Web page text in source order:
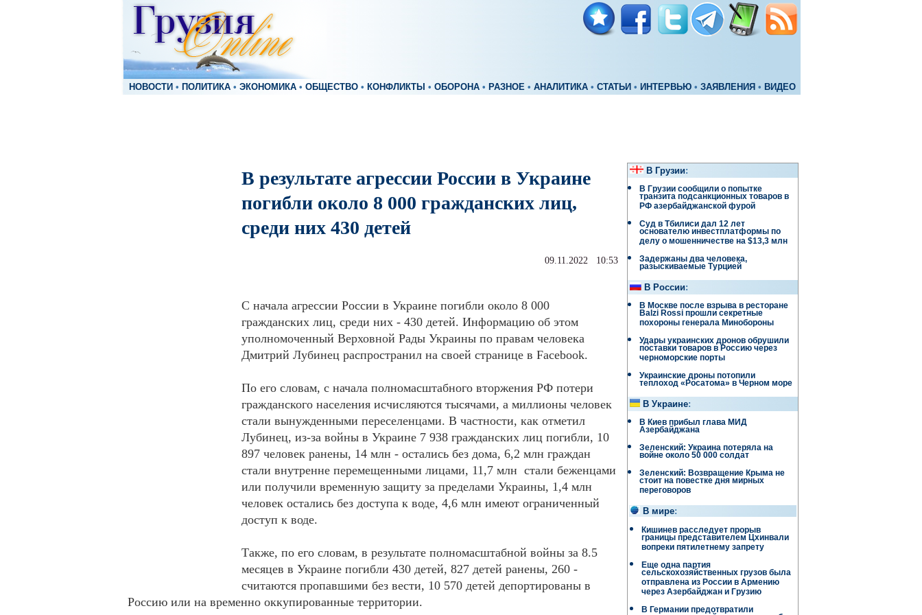
НОВОСТИ • ПОЛИТИКА • ЭКОНОМИКА • ОБЩЕСТВО • КОНФЛИКТЫ • ОБОРОНА • РАЗНОЕ • АНАЛИТИКА • СТАТЬИ • ИНТЕРВЬЮ • ЗАЯВЛЕНИЯ • ВИДЕО
В результате агрессии России в Украине
погибли около 8 000 гражданских лиц,
среди них 430 детей
09.11.2022 10:53
С начала агрессии России в Украине погибли около 8 000
гражданских лиц, среди них - 430 детей. Информацию об этом
уполномоченный Верховной Рады Украины по правам человека
Дмитрий Лубинец распространил на своей странице в Facebook.
По его словам, с начала полномасштабного вторжения РФ потери
гражданского населения исчисляются тысячами, а миллионы человек
стали вынужденными переселенцами. В частности, как отметил
Лубинец, из-за войны в Украине 7 938 гражданских лиц погибли, 10
897 человек ранены, 14 млн - остались без дома, 6,2 млн граждан
стали внутренне перемещенными лицами, 11,7 млн ​ стали беженцами
или получили временную защиту за пределами Украины, 1,4 млн
человек остались без доступа к воде, 4,6 млн имеют ограниченный
доступ к воде.
Также, по его словам, в результате полномасштабной войны за 8.5
месяцев в Украине погибли 430 детей, 827 детей ранены, 260 -
считаются пропавшими без вести, 10 570 детей депортированы в
Россию или на временно оккупированные территории.
В Грузии:
В Грузии сообщили о попытке
транзита подсанкционных товаров в
РФ азербайджанской фурой
Суд в Тбилиси дал 12 лет
основателю инвестплатформы по
делу о мошенничестве на $13,3 млн
Задержаны два человека,
разыскиваемые Турцией
В России:
В Москве после взрыва в ресторане
Balzi Rossi прошли секретные
похороны генерала Минобороны
Удары украинских дронов обрушили
поставки товаров в Россию через
черноморские порты
Украинские дроны потопили
теплоход «Росатома» в Черном море
В Украине:
В Киев прибыл глава МИД
Азербайджана
Зеленский: Украина потеряла на
войне около 50 000 солдат
Зеленский: Возвращение Крыма не
стоит на повестке дня мирных
переговоров
В мире:
Кишинев расследует прорыв
границы представителем Цхинвали
вопреки пятилетнему запрету
Еще одна партия
сельскохозяйственных грузов была
отправлена ​​из России в Армению
через Азербайджан и Грузию
В Германии предотвратили